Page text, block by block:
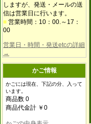
しますが、発送・メールの送
信は営業日に行います。
■ 営業時間：10：00.～17：
00
営業日・時間・発送etcの詳細
→
かご情報
かごには現在、下記の分、入って
います。
商品数 0
商品代金計 ￥0